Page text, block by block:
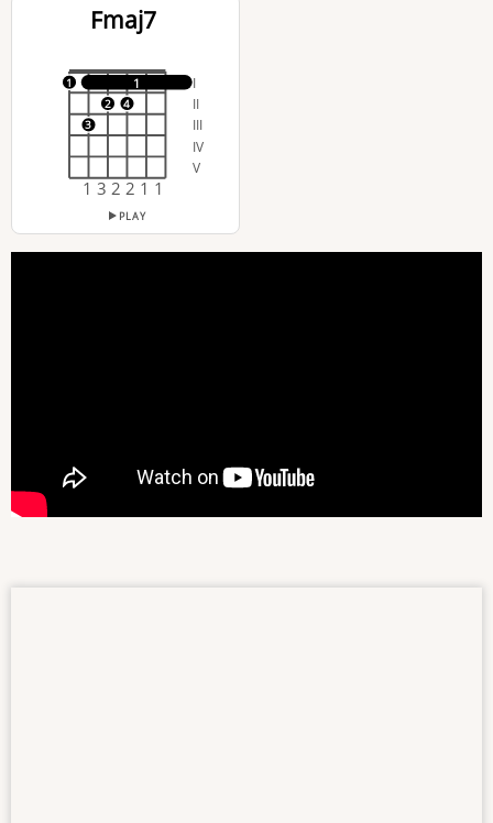
Fmaj7
I
II
III
IV
V
1
1
3
2 4
1 3 2 2 1 1
PLAY